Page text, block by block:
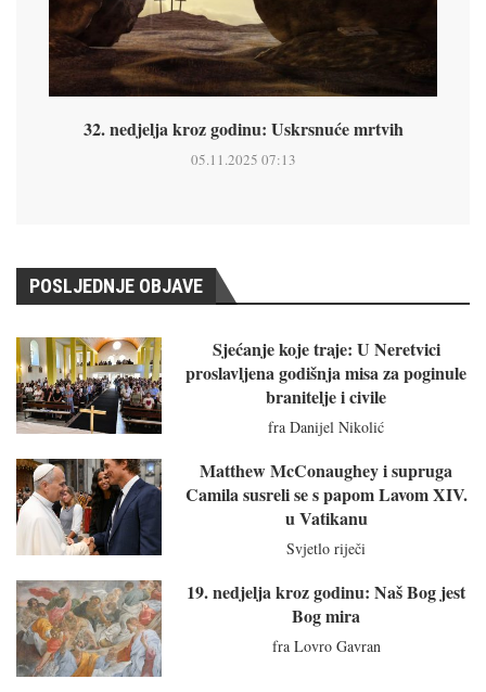
32. nedjelja kroz godinu: Uskrsnuće mrtvih
05.11.2025 07:13
POSLJEDNJE OBJAVE
Sjećanje koje traje: U Neretvici
proslavljena godišnja misa za poginule
branitelje i civile
fra Danijel Nikolić
Matthew McConaughey i supruga
Camila susreli se s papom Lavom XIV.
u Vatikanu
Svjetlo riječi
19. nedjelja kroz godinu: Naš Bog jest
Bog mira
fra Lovro Gavran